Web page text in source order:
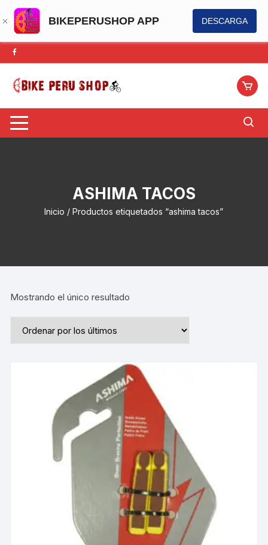
BIKEPERUSHOP APP DESCARGA
Saltar
al
contenido
ASHIMA TACOS
Inicio / Productos etiquetados “ashima tacos”
Mostrando el único resultado